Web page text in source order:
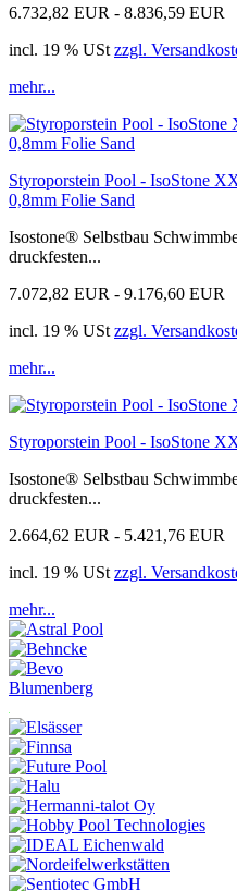
6.732,82 EUR - 8.836,59 EUR
incl. 19 % USt zzgl.
mehr...
Styroporstein Pool - IsoStone
0,8mm Folie Sand
Isostone® Selbstbau
druckfesten...
7.072,82 EUR - 9.176,60 EUR
incl. 19 % USt zzgl.
mehr...
Styroporstein Pool - IsoStone
Isostone® Selbstbau
druckfesten...
2.664,62 EUR - 5.421,76 EUR
incl. 19 % USt zzgl.
mehr...
Blumenberg